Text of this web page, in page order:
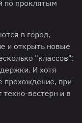
по проклятым
в город,
и открыть новые
"классов":
И хотя
прохождение, при
вестерн и в